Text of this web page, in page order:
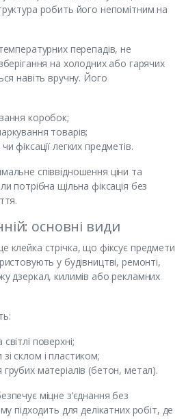
робить його непомітним на
перепадів, не
на холодних або гарячих
навіть вручну. Його
коробок;
товарів;
фіксації легких предметів.
співвідношення ціни та
потрібна щільна фіксація без
основні види
клейка стрічка, що фіксує предмети
у будівництві, ремонті,
дзеркал, килимів або рекламних
поверхні;
склом і пластиком;
матеріалів (бетон, метал).
міцне з’єднання без
підходить для делікатних робіт, де